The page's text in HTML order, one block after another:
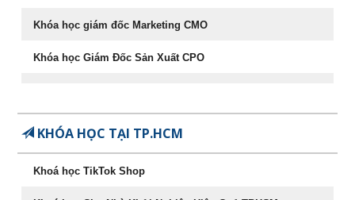
Khóa học giám đốc Marketing CMO
Khóa học Giám Đốc Sản Xuất CPO
Chuyên Khảo Chiến Lược Dẫn Đầu Trong Kinh Doanh
Chuyên Khảo Dụng Nhân Như Dụng Mộc
KHÓA HỌC TẠI TP.HCM
Khoá học TikTok Shop